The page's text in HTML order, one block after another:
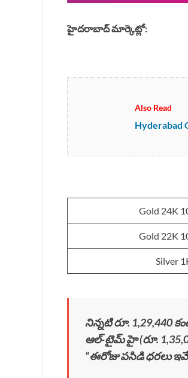
హైదరాబాద్ మార్కెట్లో:
Also Read
Gold 24K
Gold 22K
Silver
నిన్నటి రూ. 1,29,440
ఆల్-టైమ్ హై (రూ.
“ఈరోజు పసిడి ధరలు